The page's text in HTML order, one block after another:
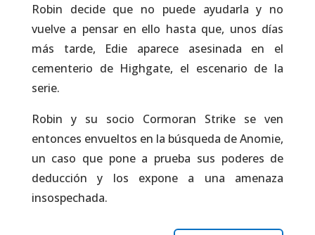
Robin decide que no puede ayudarla y no
vuelve a pensar en ello hasta que, unos días
más tarde, Edie aparece asesinada en el
cementerio de Highgate, el escenario de la
serie.
Robin y su socio Cormoran Strike se ven
entonces envueltos en la búsqueda de Anomie,
un caso que pone a prueba sus poderes de
deducción y los expone a una amenaza
insospechada.